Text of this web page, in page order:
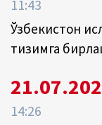
11:43
Ўзбекистон
тизимга
14:26